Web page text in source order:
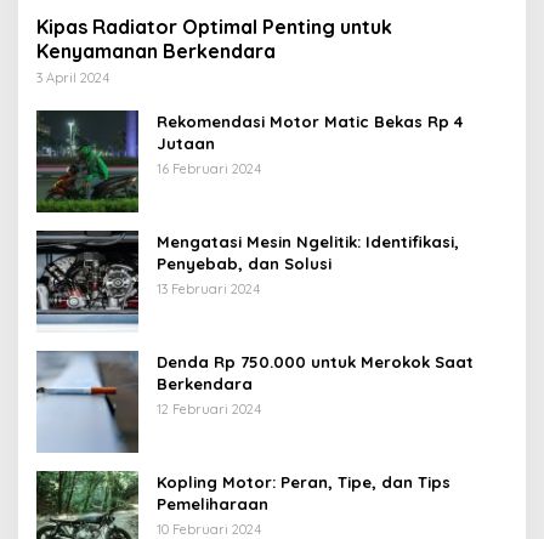
Kipas Radiator Optimal Penting untuk
Kenyamanan Berkendara
3 April 2024
Rekomendasi Motor Matic Bekas Rp 4
Jutaan
16 Februari 2024
Mengatasi Mesin Ngelitik: Identifikasi,
Penyebab, dan Solusi
13 Februari 2024
Denda Rp 750.000 untuk Merokok Saat
Berkendara
12 Februari 2024
Kopling Motor: Peran, Tipe, dan Tips
Pemeliharaan
10 Februari 2024